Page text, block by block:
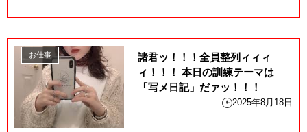
お仕事
諸君ッ！！！全員整列ィィィ
ィ！！！ 本日の訓練テーマは
「写メ日記」だァッ！！！
2025年8月18日